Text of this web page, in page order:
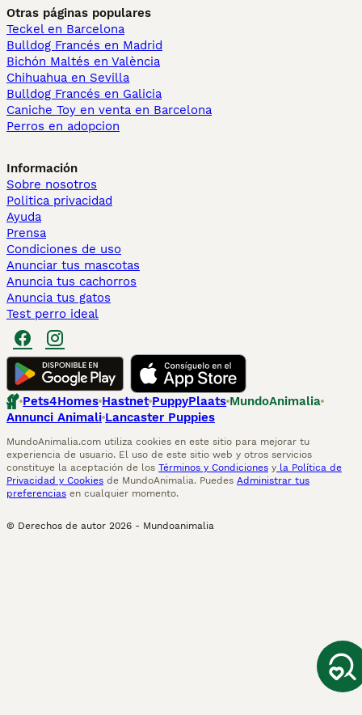
Otras páginas populares
Teckel en Barcelona
Bulldog Francés en Madrid
Bichón Maltés en València
Chihuahua en Sevilla
Bulldog Francés en Galicia
Caniche Toy en venta en Barcelona
Perros en adopcion
Información
Sobre nosotros
Politica privacidad
Ayuda
Prensa
Condiciones de uso
Anunciar tus mascotas
Anuncia tus cachorros
Anuncia tus gatos
Test perro ideal
Pets4Homes Hastnet PuppyPlaats MundoAnimalia
Annunci Animali Lancaster Puppies
MundoAnimalia.com utiliza cookies en este sitio para mejorar tu
experiencia de usuario. El uso de este sitio web y otros servicios
constituye la aceptación de los Términos y Condiciones y la Política de
Privacidad y Cookies de MundoAnimalia. Puedes Administrar tus
preferencias en cualquier momento.
© Derechos de autor 2026 - Mundoanimalia